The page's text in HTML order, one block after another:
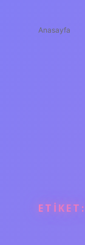
Anasayfa
ETIKET: